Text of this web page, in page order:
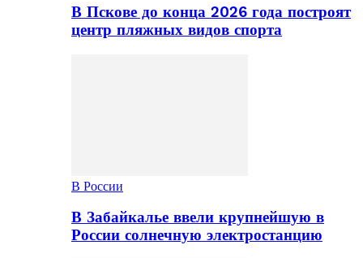
В Пскове до конца 2026 года построят
центр пляжных видов спорта
В России
В Забайкалье ввели крупнейшую в
России солнечную электростанцию